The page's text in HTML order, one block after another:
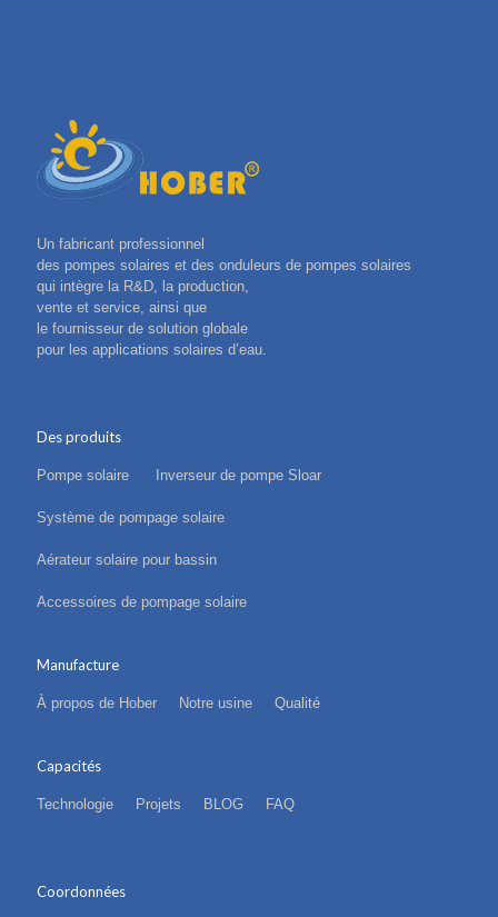
Un fabricant professionnel
des pompes solaires et des onduleurs de pompes solaires
qui intègre la R&D, la production,
vente et service, ainsi que
le fournisseur de solution globale
pour les applications solaires d’eau.
Des produits
Pompe solaire Inverseur de pompe Sloar
Système de pompage solaire
Aérateur solaire pour bassin
Accessoires de pompage solaire
Manufacture
À propos de Hober Notre usine Qualité
Capacités
Technologie Projets BLOG FAQ
Coordonnées